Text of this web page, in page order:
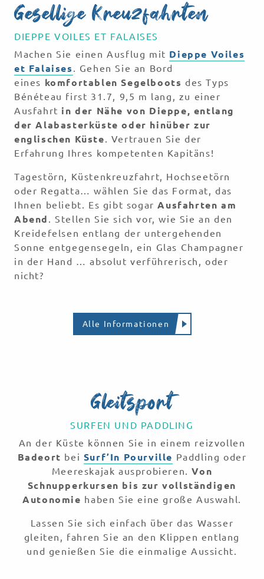
Gesellige Kreuzfahrten
DIEPPE VOILES ET FALAISES
Machen Sie einen Ausflug mit Dieppe Voiles
et Falaises . Gehen Sie an Bord
eines komfortablen Segelboots des Typs
Bénéteau first 31.7, 9,5 m lang, zu einer
Ausfahrt in der Nähe von Dieppe, entlang
der Alabasterküste oder hinüber zur
englischen Küste. Vertrauen Sie der
Erfahrung Ihres kompetenten Kapitäns!
Tagestörn, Küstenkreuzfahrt, Hochseetörn
oder Regatta… wählen Sie das Format, das
Ihnen beliebt. Es gibt sogarAusfahrten am
Abend . Stellen Sie sich vor, wie Sie an den
Kreidefelsen entlang der untergehenden
Sonne entgegensegeln, ein Glas Champagner
in der Hand … absolut verführerisch, oder
nicht?
Alle Informationen
Gleitsport
SURFEN UND PADDLING
An der Küste können Sie in einem reizvollen
Badeort bei Surf’In Pourville Paddling oder
Meereskajak ausprobieren.Von
Schnupperkursen bis zur vollständigen
Autonomie haben Sie eine große Auswahl.
Lassen Sie sich einfach über das Wasser
gleiten, fahren Sie an den Klippen entlang
und genießen Sie die einmalige Aussicht.